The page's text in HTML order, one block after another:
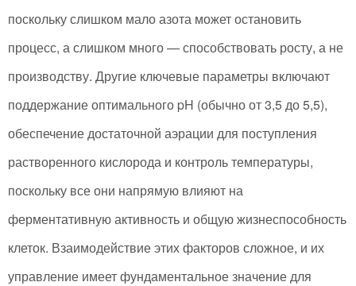
поскольку слишком мало азота может остановить
процесс, а слишком много — способствовать росту, а не
производству. Другие ключевые параметры включают
поддержание оптимального pH (обычно от 3,5 до 5,5),
обеспечение достаточной аэрации для поступления
растворенного кислорода и контроль температуры,
поскольку все они напрямую влияют на
ферментативную активность и общую жизнеспособность
клеток. Взаимодействие этих факторов сложное, и их
управление имеет фундаментальное значение для